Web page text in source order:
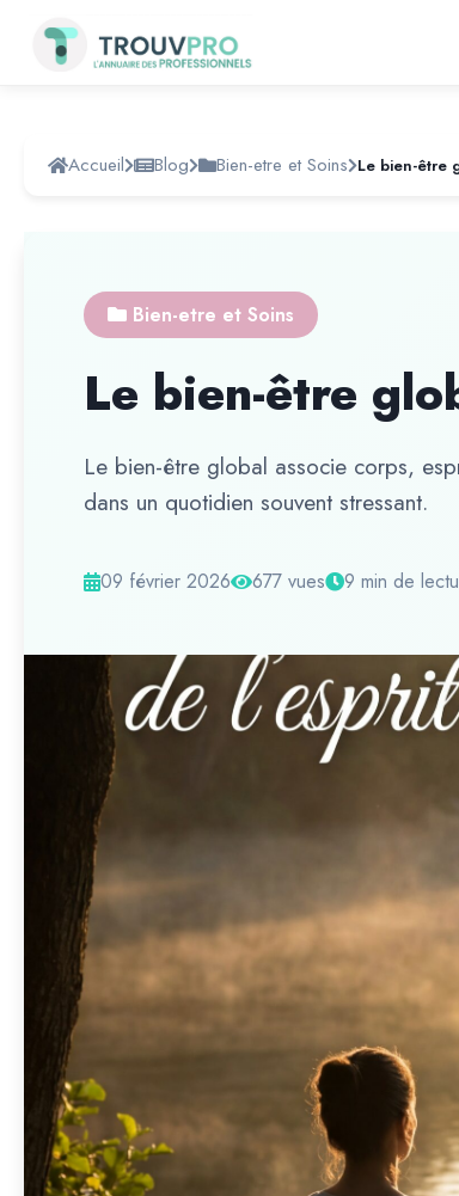
Accueil Blog Bien-etre et Soins Le bien-être
Bien-etre et Soins
Le bien-être
Le bien-être global associe corps,
dans un quotidien souvent stressant.
09 février 2026 677 vues 9 min de